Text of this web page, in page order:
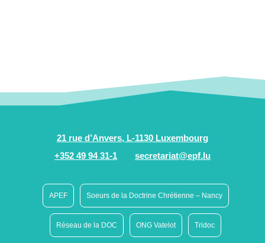
21 rue d’Anvers, L-1130 Luxembourg
+352 49 94 31-1
secretariat@epf.lu
APEF Soeurs de la Doctrine Chrétienne – Nancy
Réseau de la DOC ONG Vatelot Tridoc